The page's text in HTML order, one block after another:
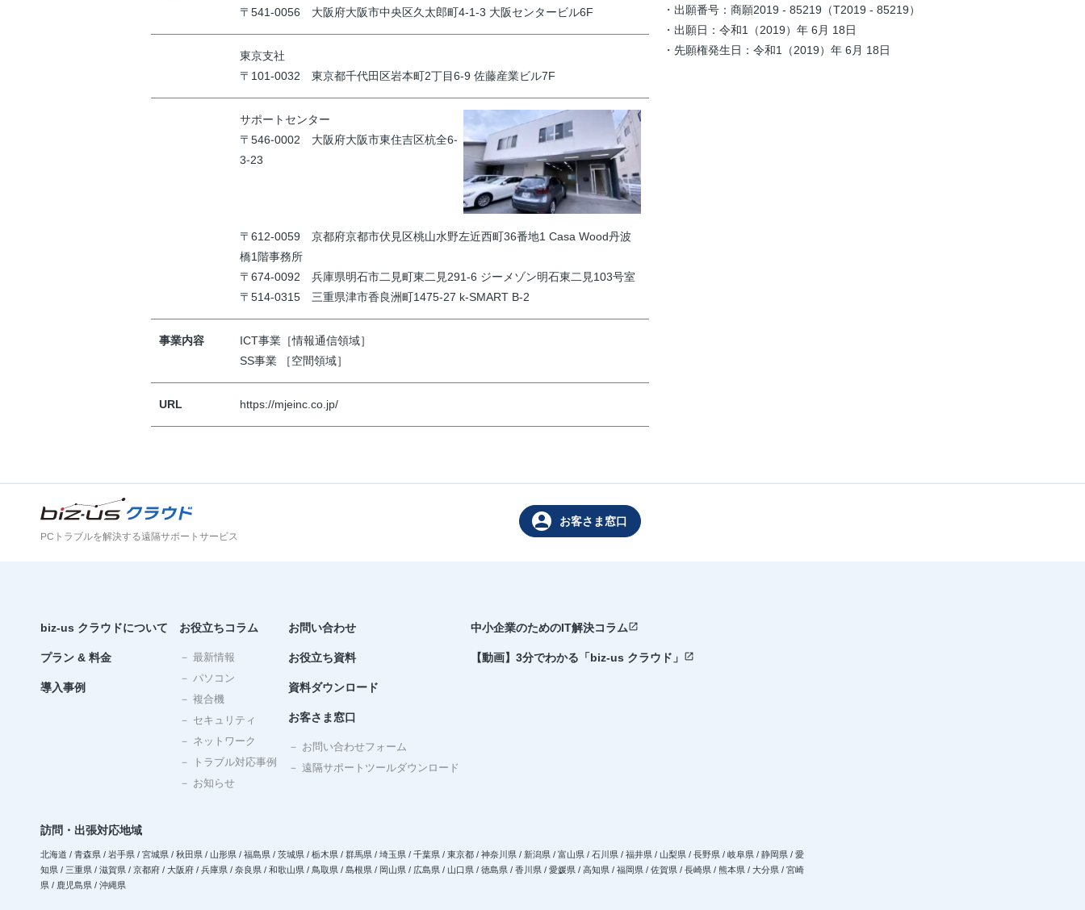
〒541-0056 大阪府大阪市中央区久太郎町4-1-3 大阪センタービル6F
東京支社
〒101-0032 東京都千代田区岩本町2丁目6-9 佐藤産業ビル7F
サポートセンター
〒546-0002 大阪府大阪市東住吉区杭全6-
3-23
〒612-0059 京都府京都市伏見区桃山水野左近西町36番地1 Casa Wood丹波
橋1階事務所
〒674-0092 兵庫県明石市二見町東二見291-6 ジーメゾン明石東二見103号室
〒514-0315 三重県津市香良洲町1475-27 k-SMART B-2
事業内容
ICT事業［情報通信領域］
SS事業 ［空間領域］
URL https://mjeinc.co.jp/
・出願番号：商願2019 - 85219（T2019 - 85219）
・出願日：令和1（2019）年 6月 18日
・先願権発生日：令和1（2019）年 6月 18日
PCトラブルを解決する遠隔サポートサービス
person お客さま窓口
biz-us クラウドについて
プラン & 料金
導入事例
お役立ちコラム
－ 最新情報
－ パソコン
－ 複合機
－ セキュリティ
－ ネットワーク
－ トラブル対応事例
－ お知らせ
お問い合わせ
お役立ち資料
資料ダウンロード
お客さま窓口
－ お問い合わせフォーム
－ 遠隔サポートツールダウンロード
中小企業のためのIT解決コラムopen_in_new
【動画】3分でわかる「biz-us クラウド」 open_in_new
訪問・出張対応地域
北海道 / 青森県 / 岩手県 / 宮城県 / 秋田県 / 山形県 / 福島県 / 茨城県 / 栃木県 / 群馬県 / 埼玉県 / 千葉県 / 東京都 / 神奈川県 / 新潟県 / 富山県 / 石川県 / 福井県 / 山梨県 / 長野県 / 岐阜県 / 静岡県 / 愛
知県 / 三重県 / 滋賀県 / 京都府 / 大阪府 / 兵庫県 / 奈良県 / 和歌山県 / 鳥取県 / 島根県 / 岡山県 / 広島県 / 山口県 / 徳島県 / 香川県 / 愛媛県 / 高知県 / 福岡県 / 佐賀県 / 長崎県 / 熊本県 / 大分県 / 宮崎
県 / 鹿児島県 / 沖縄県